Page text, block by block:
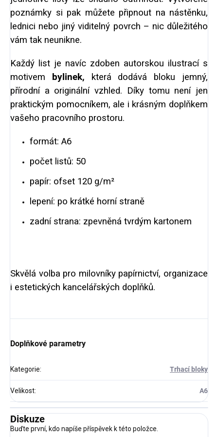
poznámky si pak můžete připnout na nástěnku,
lednici nebo jiný viditelný povrch – nic důležitého
vám tak neunikne.
Každý list je navíc zdoben autorskou ilustrací s
motivem
bylinek, která dodává bloku jemný,
přírodní a originální vzhled. Díky tomu není jen
praktickým pomocníkem, ale i krásným doplňkem
vašeho pracovního prostoru.
formát: A6
počet listů: 50
papír: ofset 120 g/m²
lepení: po krátké horní straně
zadní strana: zpevněná tvrdým kartonem
Skvělá volba pro milovníky papírnictví, organizace
i estetických kancelářských doplňků.
Doplňkové parametry
Kategorie: Trhací bloky
Velikost: A6
Diskuze
Buďte první, kdo napíše příspěvek k této položce.